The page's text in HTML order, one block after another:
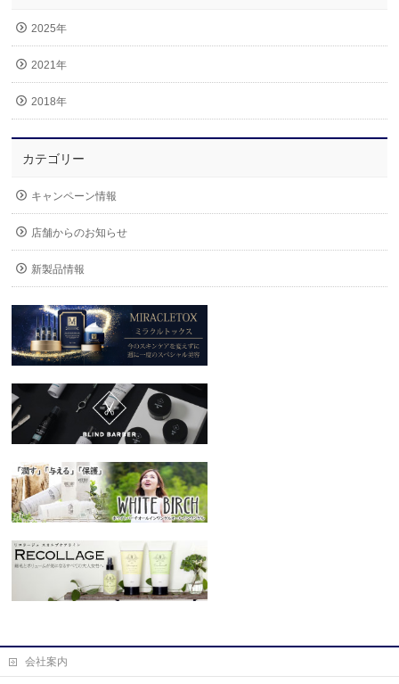
2025年
2021年
2018年
カテゴリー
キャンペーン情報
店舗からのお知らせ
新製品情報
会社案内